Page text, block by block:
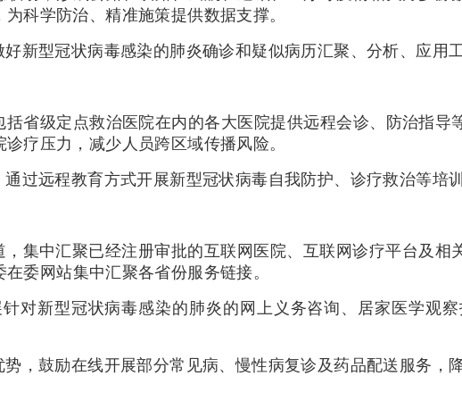
科学防治、精准施策提供数据支撑。
新型冠状病毒感染的肺炎确诊和疑似病历汇聚、分析、应用
省级定点救治医院在内的各大医院提供远程会诊、防治指
疗压力，减少人员跨区域传播风险。
过远程教育方式开展新型冠状病毒自我防护、诊疗救治等培
集中汇聚已经注册审批的互联网医院、互联网诊疗平台及
委网站集中汇聚各省份服务链接。
对新型冠状病毒感染的肺炎的网上义务咨询、居家医学观
，鼓励在线开展部分常见病、慢性病复诊及药品配送服务，